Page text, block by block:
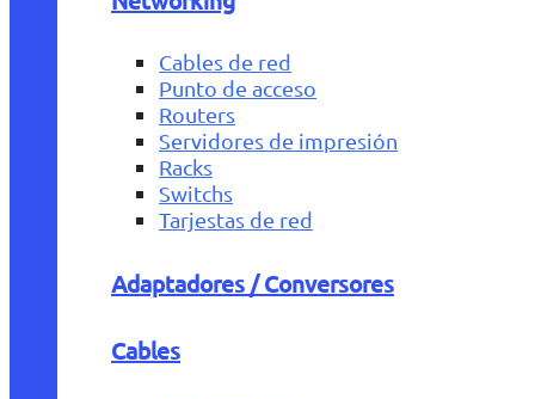
Cables de red
Punto de acceso
Routers
Servidores de impresión
Racks
Switchs
Tarjestas de red
Adaptadores / Conversores
Cables